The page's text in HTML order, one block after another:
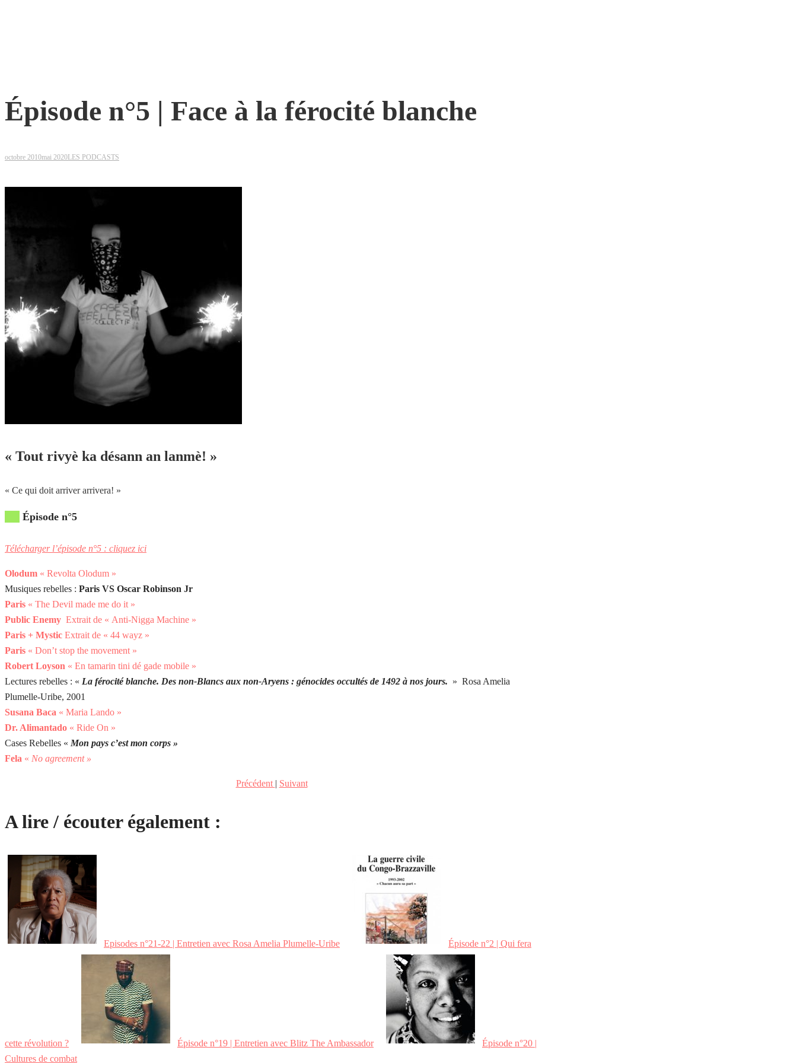
Épisode n°5 | Face à la férocité blanche
octobre 2010mai 2020LES PODCASTS
« Tout rivyè ka désann an lanmè! »
« Ce qui doit arriver arrivera! »
Épisode n°5
Télécharger l’épisode n°5 : cliquez ici
Olodum « Revolta Olodum »
Musiques rebelles : Paris VS Oscar Robinson Jr
Paris « The Devil made me do it »
Public Enemy Extrait de « Anti-Nigga Machine »
Paris + Mystic Extrait de « 44 wayz »
Paris « Don’t stop the movement »
Robert Loyson « En tamarin tini dé gade mobile »
Lectures rebelles : « La férocité blanche. Des non-Blancs aux non-Aryens : génocides occultés de 1492 à nos jours. » Rosa Amelia
Plumelle-Uribe, 2001
Susana Baca « Maria Lando »
Dr. Alimantado « Ride On »
Cases Rebelles « Mon pays c’est mon corps »
Fela « No agreement »
Précédent Suivant
A lire / écouter également :
Episodes n°21-22 | Entretien avec Rosa Amelia Plumelle-Uribe Épisode n°2 | Qui fera
cette révolution ? Épisode n°19 | Entretien avec Blitz The Ambassador
Épisode n°20 |
Cultures de combat